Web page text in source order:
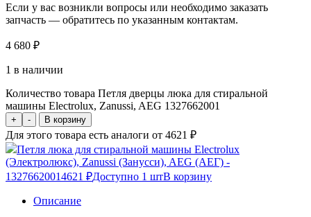
Если у вас возникли вопросы или необходимо заказать
запчасть — обратитесь по указанным контактам.
4 680 ₽
1 в наличии
Количество товара Петля дверцы люка для стиральной
машины Electrolux, Zanussi, AEG 1327662001
+ - В корзину
Для этого товара есть аналоги от 4621 ₽
Петля люка для стиральной машины Electrolux
(Электролюкс), Zanussi (Занусси), AEG (АЕГ) -
13276620014621 ₽Доступно 1 штВ корзину
Описание